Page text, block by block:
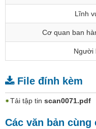
Lĩnh
Cơ quan ban
Người
File đính kèm
Tải tập tin scan0071.pdf
Các văn bản cùng